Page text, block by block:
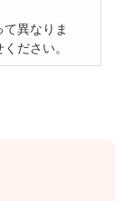
異なりま
ださい。